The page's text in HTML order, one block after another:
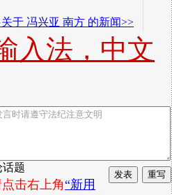
于 冯兴亚 南方 的新闻>>
入法，中文
话题
击右上角“新用